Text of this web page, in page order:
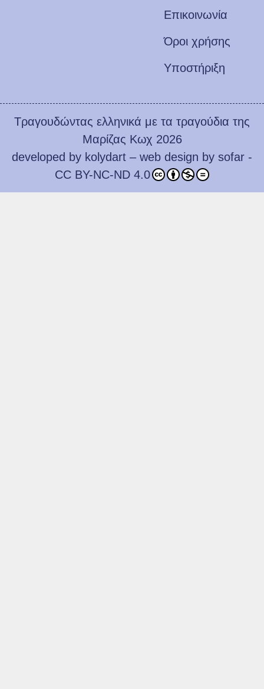
Επικοινωνία
Όροι χρήσης
Υποστήριξη
Τραγουδώντας ελληνικά με τα τραγούδια της
Μαρίζας Κωχ 2026
developed by kolydart – web design by sofar -
CC BY-NC-ND 4.0